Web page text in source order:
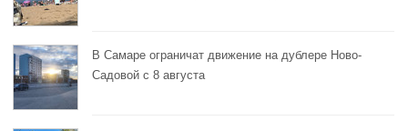
В Самаре ограничат движение на дублере Ново-
Садовой с 8 августа